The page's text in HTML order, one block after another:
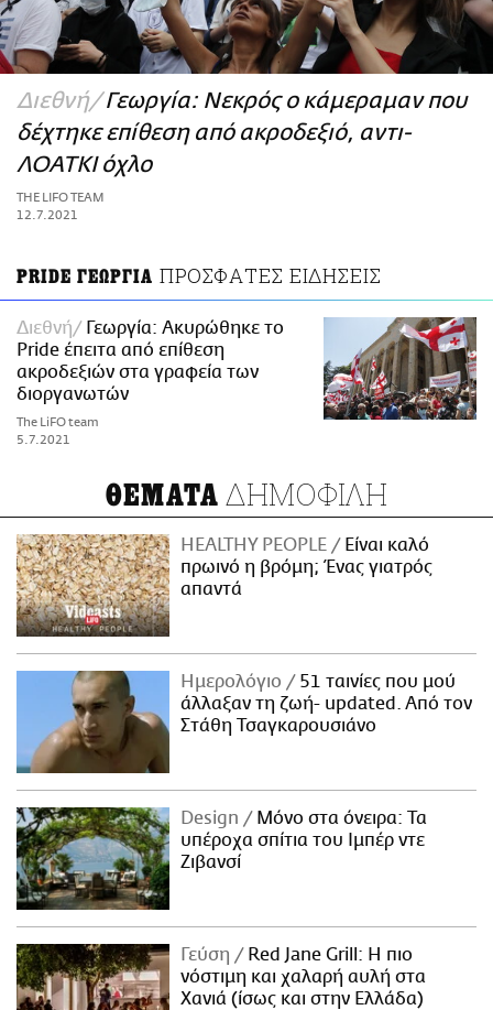
ΑΜΠΑ
PRINT
Διεθνή Γεωργία: Νεκρός ο κάμεραμαν που
δέχτηκε επίθεση από ακροδεξιό, αντι-
ΛΟΑΤΚΙ όχλο
THE LIFO TEAM
12.7.2021
PRIDE ΓΕΩΡΓΙΑ ΠΡΟΣΦΑΤΕΣ ΕΙΔΗΣΕΙΣ
Διεθνή
Γεωργία: Ακυρώθηκε το
Pride έπειτα από επίθεση
ακροδεξιών στα γραφεία των
διοργανωτών
The LiFO team
5.7.2021
ΘΕΜΑΤΑ ΔΗΜΟΦΙΛΗ
HEALTHY PEOPLE
Είναι καλό
πρωινό η βρόμη; Ένας γιατρός
απαντά
Ημερολόγιο
51 ταινίες που μού
άλλαξαν τη ζωή- updated. Aπό τον
Στάθη Τσαγκαρουσιάνο
Design
Μόνο στα όνειρα: Τα
υπέροχα σπίτια του Ιμπέρ ντε
Ζιβανσί
Γεύση
Red Jane Grill: Η πιο
νόστιμη και χαλαρή αυλή στα
Χανιά (ίσως και στην Ελλάδα)